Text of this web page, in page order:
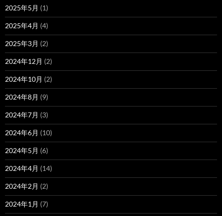
2025年5月 (1)
2025年4月 (4)
2025年3月 (2)
2024年12月 (2)
2024年10月 (2)
2024年8月 (9)
2024年7月 (3)
2024年6月 (10)
2024年5月 (6)
2024年4月 (14)
2024年2月 (2)
2024年1月 (7)